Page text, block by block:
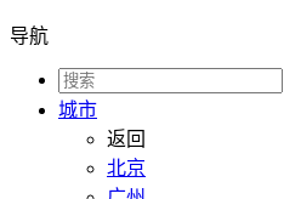
导航
城市
返回
北京